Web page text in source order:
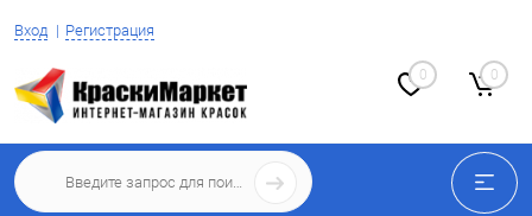
Вход Регистрация
0 0